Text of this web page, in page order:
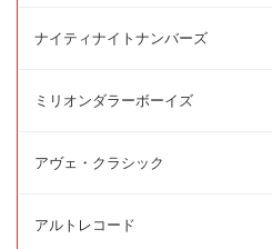
ナイティナイトナンバーズ
ミリオンダラーボーイズ
アヴェ・クラシック
アルトレコード